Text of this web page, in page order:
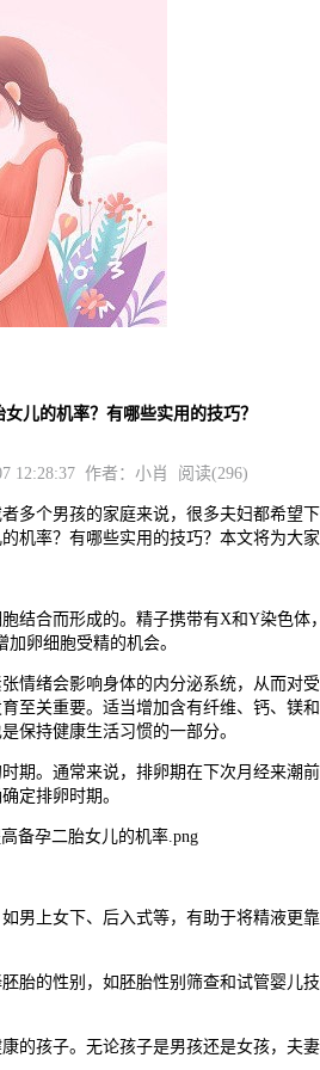
儿的机率？有哪些实用的技巧？
12:28:37 作者：小肖 阅读(296)
个男孩的家庭来说，很多夫妇都希望
率？有哪些实用的技巧？本文将为大家
合而形成的。精子携带有X和Y染色体
卵细胞受精的机会。
绪会影响身体的内分泌系统，从而对
关重要。适当增加含有纤维、钙、镁
保持健康生活习惯的一部分。
通常来说，排卵期在下次月经来潮
定排卵时期。
上女下、后入式等，有助于将精液更
的性别，如胚胎性别筛查和试管婴儿
孩子。无论孩子是男孩还是女孩，夫